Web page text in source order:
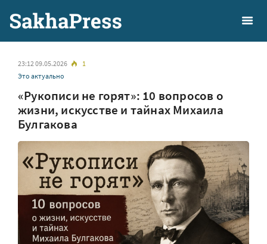
23:12 09.05.2026
1
Это актуально
«Рукописи не горят»: 10 вопросов о
жизни, искусстве и тайнах Михаила
Булгакова